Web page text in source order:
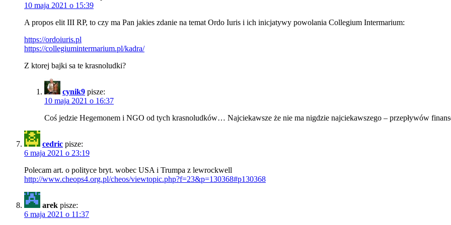
10 maja 2021 o 15:39
A propos elit III RP, to czy ma Pan jakies zdanie na temat Ordo Iuris i ich inicjatywy powolania Collegium Intermarium:
https://ordoiuris.pl
https://collegiumintermarium.pl/kadra/
Z ktorej bajki sa te krasnoludki?
cynik9 pisze:
10 maja 2021 o 16:37
Coś jedzie Hegemonem i NGO od tych krasnoludków… Najciekawsze że nie ma nigdzie najciekawszego – przepływów
cedric pisze:
6 maja 2021 o 23:19
Polecam art. o polityce bryt. wobec USA i Trumpa z lewrockwell
http://www.cheops4.org.pl/cheos/viewtopic.php?f=23&p=130368#p130368
arek pisze:
6 maja 2021 o 11:37